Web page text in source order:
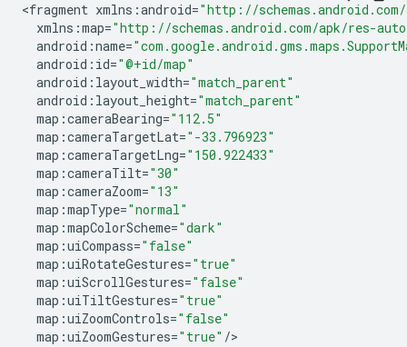
<fragment xmlns :android="http://
xmlns :map="http://schemas.android.com/apk/res-
android :name=
android : id="@+id/map"
android : layout_width="match_parent"
android : layout_height="match_parent"
map :cameraBearing="112.5"
map :cameraTargetLat="-33.796923"
map :cameraTargetLng="150.922433"
map :cameraTilt="30"
map :cameraZoom="13"
map :mapType="normal"
map :mapColorScheme="dark"
map :uiCompass="false"
map :uiRotateGestures="true"
map :uiScrollGestures="false"
map :uiTiltGestures="true"
map :uiZoomControls="false"
map :uiZoomGestures="true" /